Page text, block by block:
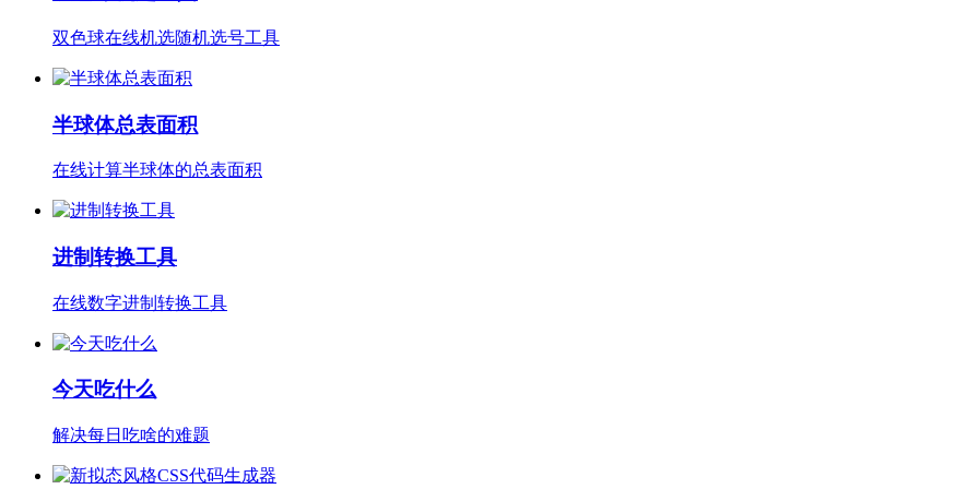
双色球在线机选随机选号工具
半球体总表面积
在线计算半球体的总表面积
进制转换工具
在线数字进制转换工具
今天吃什么
解决每日吃啥的难题